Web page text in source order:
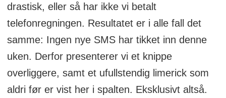
drastisk, eller så har ikke vi betalt
telefonregningen. Resultatet er i alle fall det
samme: Ingen nye SMS har tikket inn denne
uken. Derfor presenterer vi et knippe
overliggere, samt et ufullstendig limerick som
aldri før er vist her i spalten. Eksklusivt altså.